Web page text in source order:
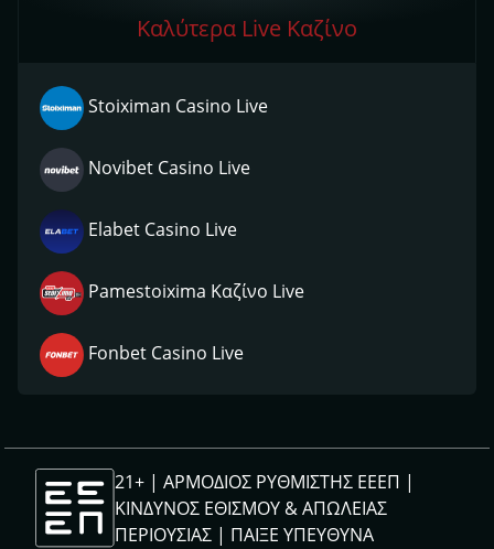
Καλύτερα Live Καζίνο
Stoiximan Casino Live
Novibet Casino Live
Elabet Casino Live
Pamestoixima Καζίνο Live
Fonbet Casino Live
21+ | ΑΡΜΟΔΙΟΣ ΡΥΘΜΙΣΤΗΣ ΕΕΕΠ |
ΚΙΝΔΥΝΟΣ ΕΘΙΣΜΟΥ & ΑΠΩΛΕΙΑΣ
ΠΕΡΙΟΥΣΙΑΣ | ΠΑΙΞΕ ΥΠΕΥΘΥΝΑ